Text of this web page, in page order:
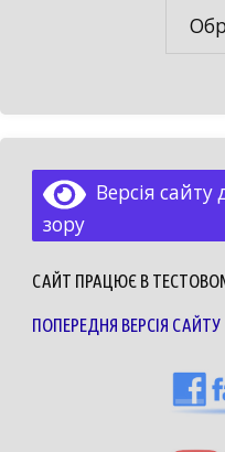
Версія сайту
зору
САЙТ ПРАЦЮЄ В
ПОПЕРЕДНЯ ВЕРСІЯ САЙТУ